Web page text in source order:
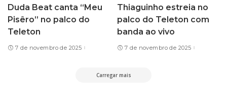
Duda Beat canta “Meu
Pisêro” no palco do
Teleton
7 de novembro de 2025
Thiaguinho estreia no
palco do Teleton com
banda ao vivo
7 de novembro de 2025
Carregar mais